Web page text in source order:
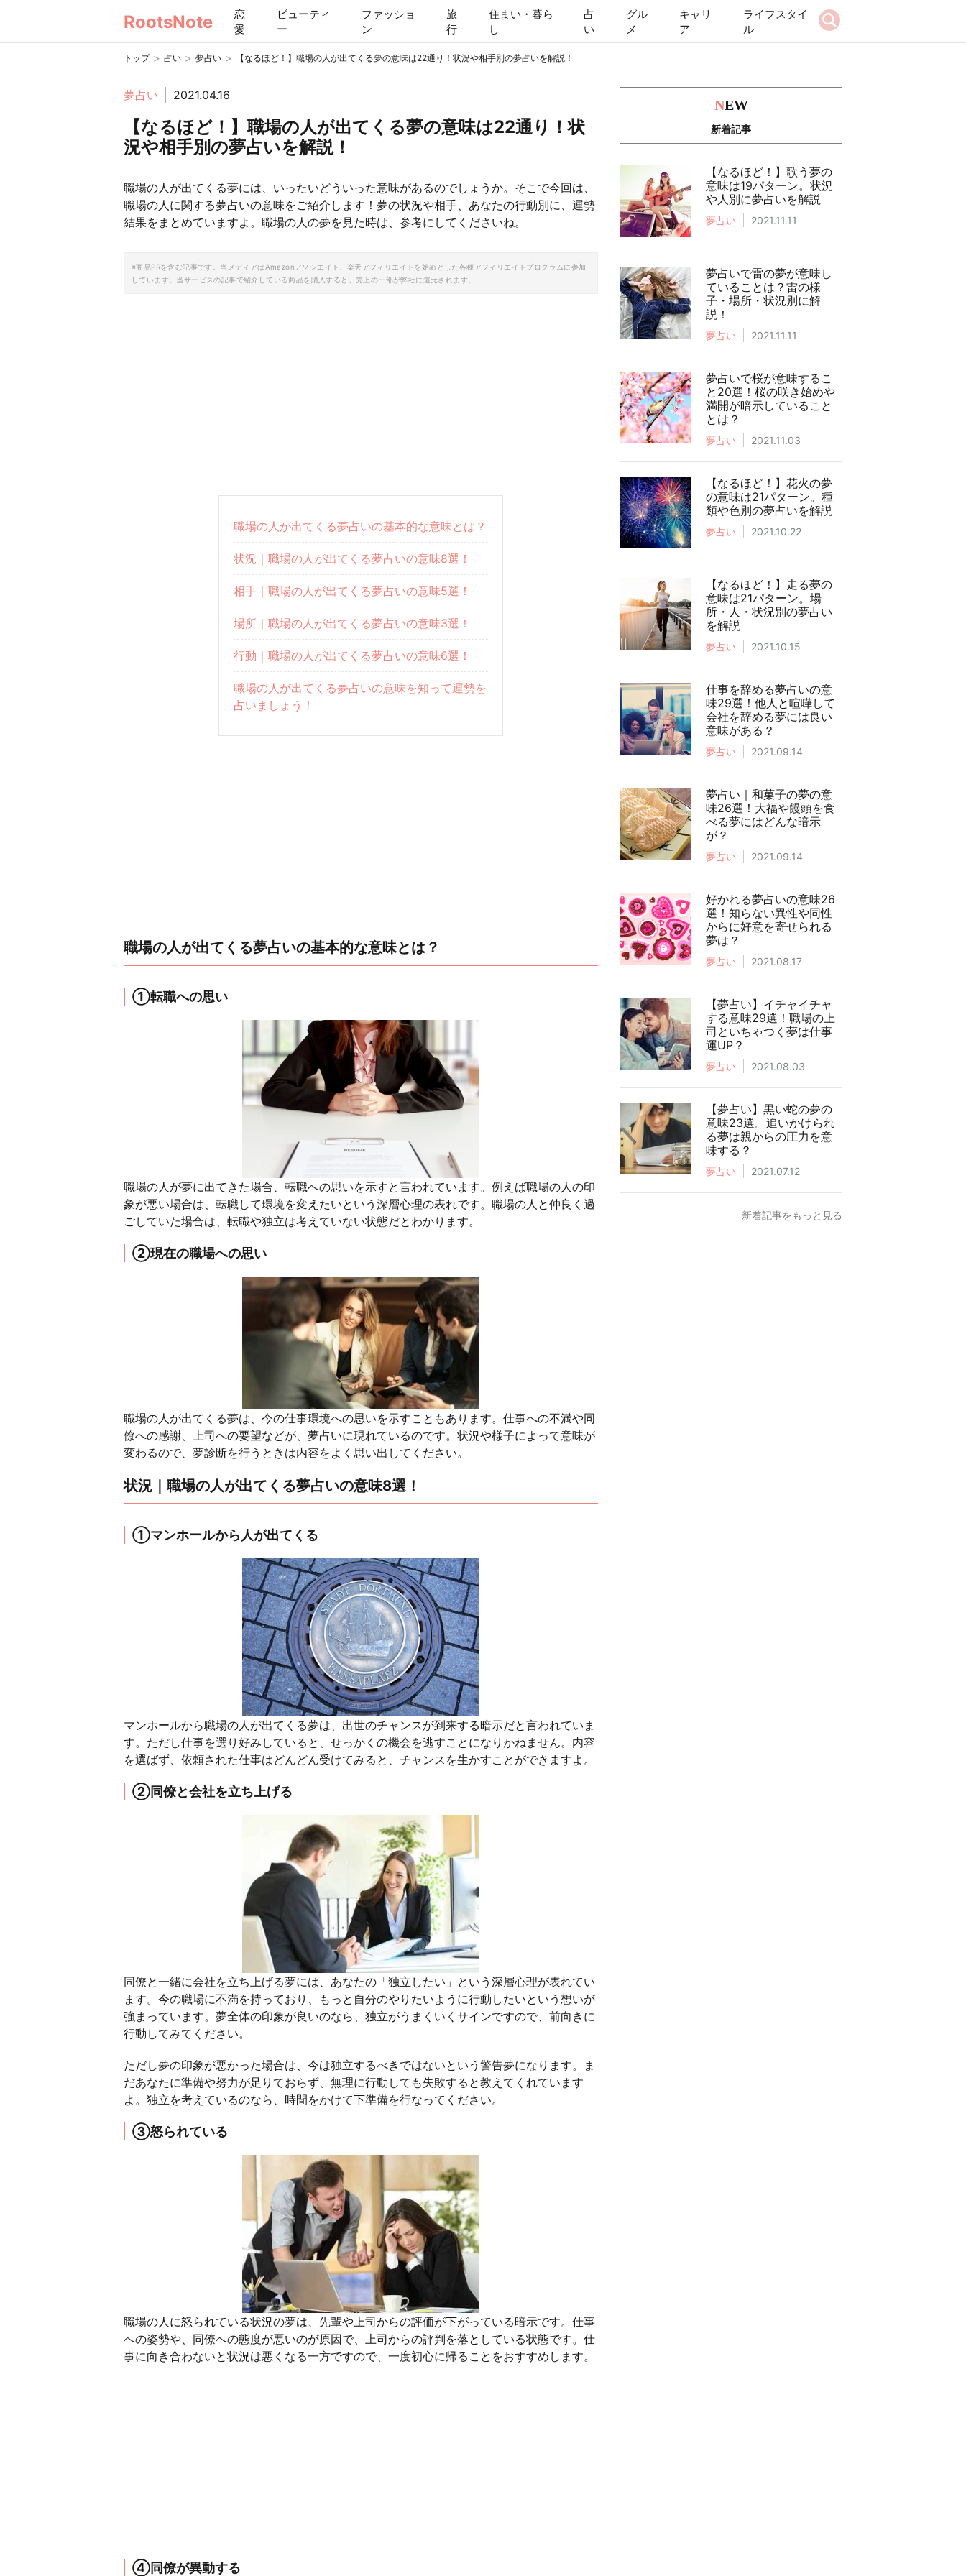
RootsNote
恋
愛
ビューティ
ー
ファッショ
ン
旅
行
住まい・暮ら
し
占
い
グル
メ
キャリ
ア
ライフスタイ
ル
トップ > 占い > 夢占い > 【なるほど！】職場の人が出てくる夢の意味は22通り！状況や相手別の夢占いを解説！
夢占い 2021.04.16
【なるほど！】職場の人が出てくる夢の意味は22通り！状
況や相手別の夢占いを解説！
職場の人が出てくる夢には、いったいどういった意味があるのでしょうか。そこで今回は、
職場の人に関する夢占いの意味をご紹介します！夢の状況や相手、あなたの行動別に、運勢
結果をまとめていますよ。職場の人の夢を見た時は、参考にしてくださいね。
※商品PRを含む記事です。当メディアはAmazonアソシエイト、楽天アフィリエイトを始めとした各種アフィリエイトプログラムに参加
しています。当サービスの記事で紹介している商品を購入すると、売上の一部が弊社に還元されます。
職場の人が出てくる夢占いの基本的な意味とは？
状況｜職場の人が出てくる夢占いの意味8選！
相手｜職場の人が出てくる夢占いの意味5選！
場所｜職場の人が出てくる夢占いの意味3選！
行動｜職場の人が出てくる夢占いの意味6選！
職場の人が出てくる夢占いの意味を知って運勢を
占いましょう！
職場の人が出てくる夢占いの基本的な意味とは？
①転職への思い
職場の人が夢に出てきた場合、転職への思いを示すと言われています。例えば職場の人の印
象が悪い場合は、転職して環境を変えたいという深層心理の表れです。職場の人と仲良く過
ごしていた場合は、転職や独立は考えていない状態だとわかります。
②現在の職場への思い
職場の人が出てくる夢は、今の仕事環境への思いを示すこともあります。仕事への不満や同
僚への感謝、上司への要望などが、夢占いに現れているのです。状況や様子によって意味が
変わるので、夢診断を行うときは内容をよく思い出してください。
状況｜職場の人が出てくる夢占いの意味8選！
①マンホールから人が出てくる
マンホールから職場の人が出てくる夢は、出世のチャンスが到来する暗示だと言われていま
す。ただし仕事を選り好みしていると、せっかくの機会を逃すことになりかねません。内容
を選ばず、依頼された仕事はどんどん受けてみると、チャンスを生かすことができますよ。
②同僚と会社を立ち上げる
同僚と一緒に会社を立ち上げる夢には、あなたの「独立したい」という深層心理が表れてい
ます。今の職場に不満を持っており、もっと自分のやりたいように行動したいという想いが
強まっています。夢全体の印象が良いのなら、独立がうまくいくサインですので、前向きに
行動してみてください。
ただし夢の印象が悪かった場合は、今は独立するべきではないという警告夢になります。ま
だあなたに準備や努力が足りておらず、無理に行動しても失敗すると教えてくれています
よ。独立を考えているのなら、時間をかけて下準備を行なってください。
③怒られている
職場の人に怒られている状況の夢は、先輩や上司からの評価が下がっている暗示です。仕事
への姿勢や、同僚への態度が悪いのが原因で、上司からの評判を落としている状態です。仕
事に向き合わないと状況は悪くなる一方ですので、一度初心に帰ることをおすすめします。
④同僚が異動する
NEW
新着記事
【なるほど！】歌う夢の
意味は19パターン。状況
や人別に夢占いを解説
夢占い 2021.11.11
夢占いで雷の夢が意味し
ていることは？雷の様
子・場所・状況別に解
説！
夢占い 2021.11.11
夢占いで桜が意味するこ
と20選！桜の咲き始めや
満開が暗示していること
とは？
夢占い 2021.11.03
【なるほど！】花火の夢
の意味は21パターン。種
類や色別の夢占いを解説
夢占い 2021.10.22
【なるほど！】走る夢の
意味は21パターン。場
所・人・状況別の夢占い
を解説
夢占い 2021.10.15
仕事を辞める夢占いの意
味29選！他人と喧嘩して
会社を辞める夢には良い
意味がある？
夢占い 2021.09.14
夢占い｜和菓子の夢の意
味26選！大福や饅頭を食
べる夢にはどんな暗示
が？
夢占い 2021.09.14
好かれる夢占いの意味26
選！知らない異性や同性
からに好意を寄せられる
夢は？
夢占い 2021.08.17
【夢占い】イチャイチャ
する意味29選！職場の上
司といちゃつく夢は仕事
運UP？
夢占い 2021.08.03
【夢占い】黒い蛇の夢の
意味23選。追いかけられ
る夢は親からの圧力を意
味する？
夢占い 2021.07.12
新着記事をもっと見る